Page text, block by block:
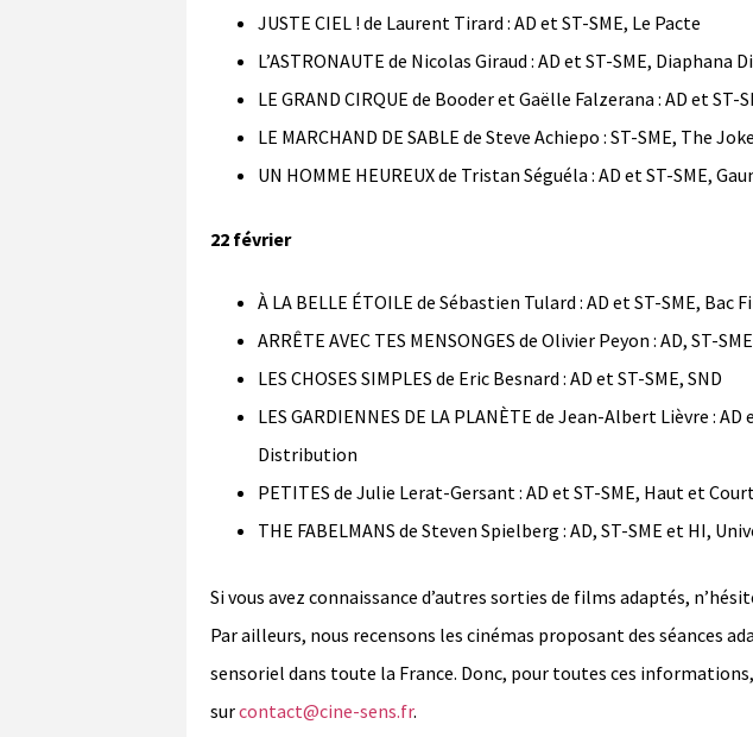
JUSTE CIEL ! de Laurent Tirard : AD et ST-SME, Le Pacte
L’ASTRONAUTE de Nicolas Giraud : AD et ST-SME, Diaphana
LE GRAND CIRQUE de Booder et Gaëlle Falzerana : AD et ST-
LE MARCHAND DE SABLE de Steve Achiepo : ST-SME, The
UN HOMME HEUREUX de Tristan Séguéla : AD et ST-SME,
22 février
À LA BELLE ÉTOILE de Sébastien Tulard : AD et ST-SME, Bac
ARRÊTE AVEC TES MENSONGES de Olivier Peyon : AD, ST-
LES CHOSES SIMPLES de Eric Besnard : AD et ST-SME, SND
LES GARDIENNES DE LA PLANÈTE de Jean-Albert Lièvre : AD
Distribution
PETITES de Julie Lerat-Gersant : AD et ST-SME, Haut et
THE FABELMANS de Steven Spielberg : AD, ST-SME et HI,
Si vous avez connaissance d’autres sorties de films adaptés,
Par ailleurs, nous recensons les cinémas proposant des séances
sensoriel dans toute la France. Donc, pour toutes ces
surcontact@cine-sens.fr.